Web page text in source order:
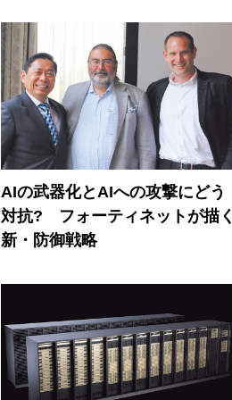
AIの武器化とAIへの攻撃にどう
対抗? フォーティネットが描く
新・防御戦略